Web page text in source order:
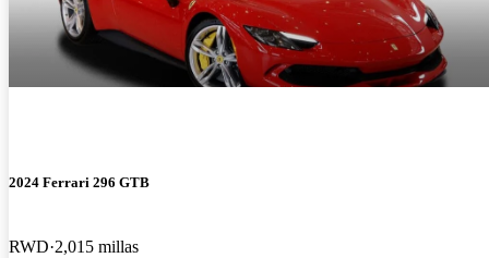
2024 Ferrari 296 GTB
RWD 2,015 millas